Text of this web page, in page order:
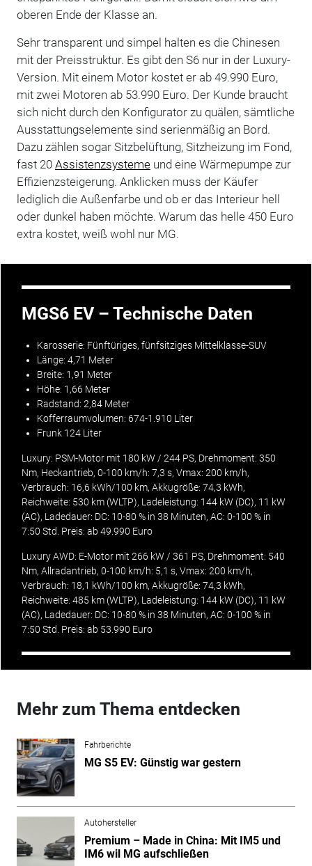
oberen Ende der Klasse an.
Sehr transparent und simpel halten es die Chinesen
mit der Preisstruktur. Es gibt den S6 nur in der Luxury-
Version. Mit einem Motor kostet er ab 49.990 Euro,
mit zwei Motoren ab 53.990 Euro. Der Kunde braucht
sich nicht durch den Konfigurator zu quälen, sämtliche
Ausstattungselemente sind serienmäßig an Bord.
Dazu zählen sogar Sitzbelüftung, Sitzheizung im Fond,
fast 20 Assistenzsystemeund eine Wärmepumpe zur
Effizienzsteigerung. Anklicken muss der Käufer
lediglich die Außenfarbe und ob er das Interieur hell
oder dunkel haben möchte. Warum das helle 450 Euro
extra kostet, weiß wohl nur MG.
MGS6 EV – Technische Daten
Karosserie: Fünftüriges, fünfsitziges Mittelklasse-SUV
Länge: 4,71 Meter
Breite: 1,91 Meter
Höhe: 1,66 Meter
Radstand: 2,84 Meter
Kofferraumvolumen: 674-1.910 Liter
Frunk 124 Liter
Luxury: PSM-Motor mit 180 kW / 244 PS, Drehmoment: 350
Nm, Heckantrieb, 0-100 km/h: 7,3 s, Vmax: 200 km/h,
Verbrauch: 16,6 kWh/100 km, Akkugröße: 74,3 kWh,
Reichweite: 530 km (WLTP), Ladeleistung: 144 kW (DC), 11 kW
(AC), Ladedauer: DC: 10-80 % in 38 Minuten, AC: 0-100 % in
7:50 Std. Preis: ab 49.990 Euro
Luxury AWD: E-Motor mit 266 kW / 361 PS, Drehmoment: 540
Nm, Allradantrieb, 0-100 km/h: 5,1 s, Vmax: 200 km/h,
Verbrauch: 18,1 kWh/100 km, Akkugröße: 74,3 kWh,
Reichweite: 485 km (WLTP), Ladeleistung: 144 kW (DC), 11 kW
(AC), Ladedauer: DC: 10-80 % in 38 Minuten, AC: 0-100 % in
7:50 Std. Preis: ab 53.990 Euro
Mehr zum Thema entdecken
Fahrberichte
MG S5 EV: Günstig war gestern
Autohersteller
Premium – Made in China: Mit IM5 und
IM6 wil MG aufschließen